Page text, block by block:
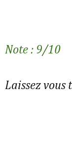
Note : 9/10
Laissez vous